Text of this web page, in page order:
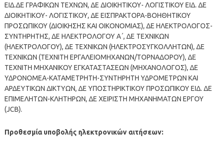
ΕΙΔ.ΔΕ ΓΡΑΦΙΚΩΝ ΤΕΧΝΩΝ, ΔΕ ΔΙΟΙΚΗΤΙΚΟΥ- ΛΟΓΙΣΤΙΚΟΥ ΕΙΔ. ΔΕ
ΔΙΟΙΚΗΤΙΚΟΥ- ΛΟΓΙΣΤΙΚΟΥ, ΔΕ ΕΙΣΠΡΑΚΤΟΡΑ-ΒΟΗΘΗΤΙΚΟΥ
ΠΡΟΣΩΠΙΚΟΥ (ΔΙΟΙΚΗΣΗΣ ΚΑΙ ΟΙΚΟΝΟΜΙΑΣ), ΔΕ ΗΛΕΚΤΡΟΛΟΓΟΣ-
ΣΥΝΤΗΡΗΤΗΣ, ΔΕ ΗΛΕΚΤΡΟΛΟΓΟΥ A΄, ΔΕ ΤΕΧΝΙΚΩΝ
(ΗΛΕΚΤΡΟΛΟΓΟΥ), ΔΕ ΤΕΧΝΙΚΩΝ (ΗΛΕΚΤΡΟΣΥΓΚΟΛΛΗΤΩΝ), ΔΕ
ΤΕΧΝΙΚΩΝ (ΤΕΧΝΙΤΗ ΕΡΓΑΛΕΙΟΜΗΧΑΝΩΝ/ΤΟΡΝΑΔΟΡΟΥ), ΔΕ
ΤΕΧΝΙΤΗ ΜΗΧΑΝΙΚΟΥ ΕΓΚΑΤΑΣΤΑΣΕΩΝ (ΜΗΧΑΝΟΛΟΓΟΣ), ΔΕ
ΥΔΡΟΝΟΜΕΑ-ΚΑΤΑΜΕΤΡΗΤΗ-ΣΥΝΤΗΡΗΤΗ ΥΔΡΟΜΕΤΡΩΝ ΚΑΙ
ΑΡΔΕΥΤΙΚΩΝ ΔΙΚΤΥΩΝ, ΔΕ ΥΠΟΣΤΗΡΙΚΤΙΚΟΥ ΠΡΟΣΩΠΙΚΟΥ ΕΙΔ. ΔΕ
ΕΠΙΜΕΛΗΤΩΝ-ΚΛΗΤΗΡΩΝ, ΔΕ ΧΕΙΡΙΣΤΗ ΜΗΧΑΝΗΜΑΤΩΝ ΕΡΓΟΥ
(JCB).
Προθεσμία υποβολής ηλεκτρονικών αιτήσεων: